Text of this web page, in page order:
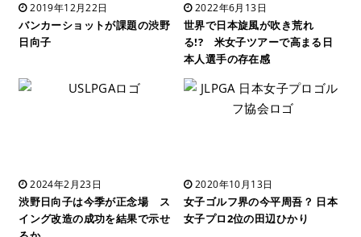
2019年12月22日
バンカーショットが課題の渋野
日向子
2022年6月13日
世界で日本旋風が吹き荒れ
る!? 米女子ツアーで高まる日
本人選手の存在感
2024年2月23日
渋野日向子は今季が正念場 ス
イング改造の成功を結果で示せ
2020年10月13日
女子ゴルフ界の今平周吾？ 日本
女子プロ2位の田辺ひかり